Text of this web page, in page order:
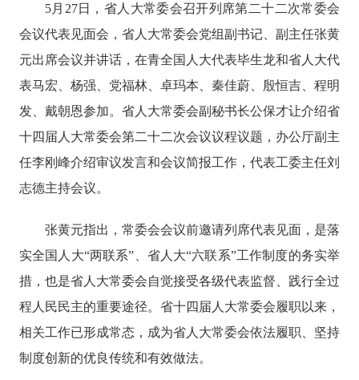
5月27日，省人大常委会召开列席第二十二次常委会
会议代表见面会，省人大常委会党组副书记、副主任张黄
元出席会议并讲话，在青全国人大代表毕生龙和省人大代
表马宏、杨强、党福林、卓玛本、秦佳蔚、殷恒吉、程明
发、戴朝恩参加。省人大常委会副秘书长公保才让介绍省
十四届人大常委会第二十二次会议议程议题，办公厅副主
任李刚峰介绍审议发言和会议简报工作，代表工委主任刘
志德主持会议。
张黄元指出，常委会会议前邀请列席代表见面，是落
实全国人大“两联系”、省人大“六联系”工作制度的务实举
措，也是省人大常委会自觉接受各级代表监督、践行全过
程人民民主的重要途径。省十四届人大常委会履职以来，
相关工作已形成常态，成为省人大常委会依法履职、坚持
制度创新的优良传统和有效做法。